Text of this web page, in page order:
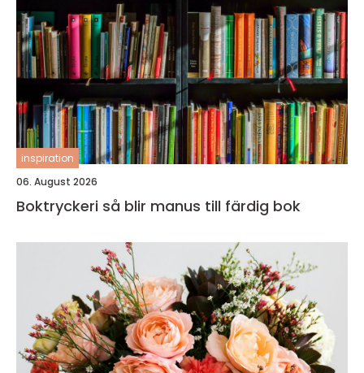
inspiration
06. August 2026
Boktryckeri så blir manus till färdig bok